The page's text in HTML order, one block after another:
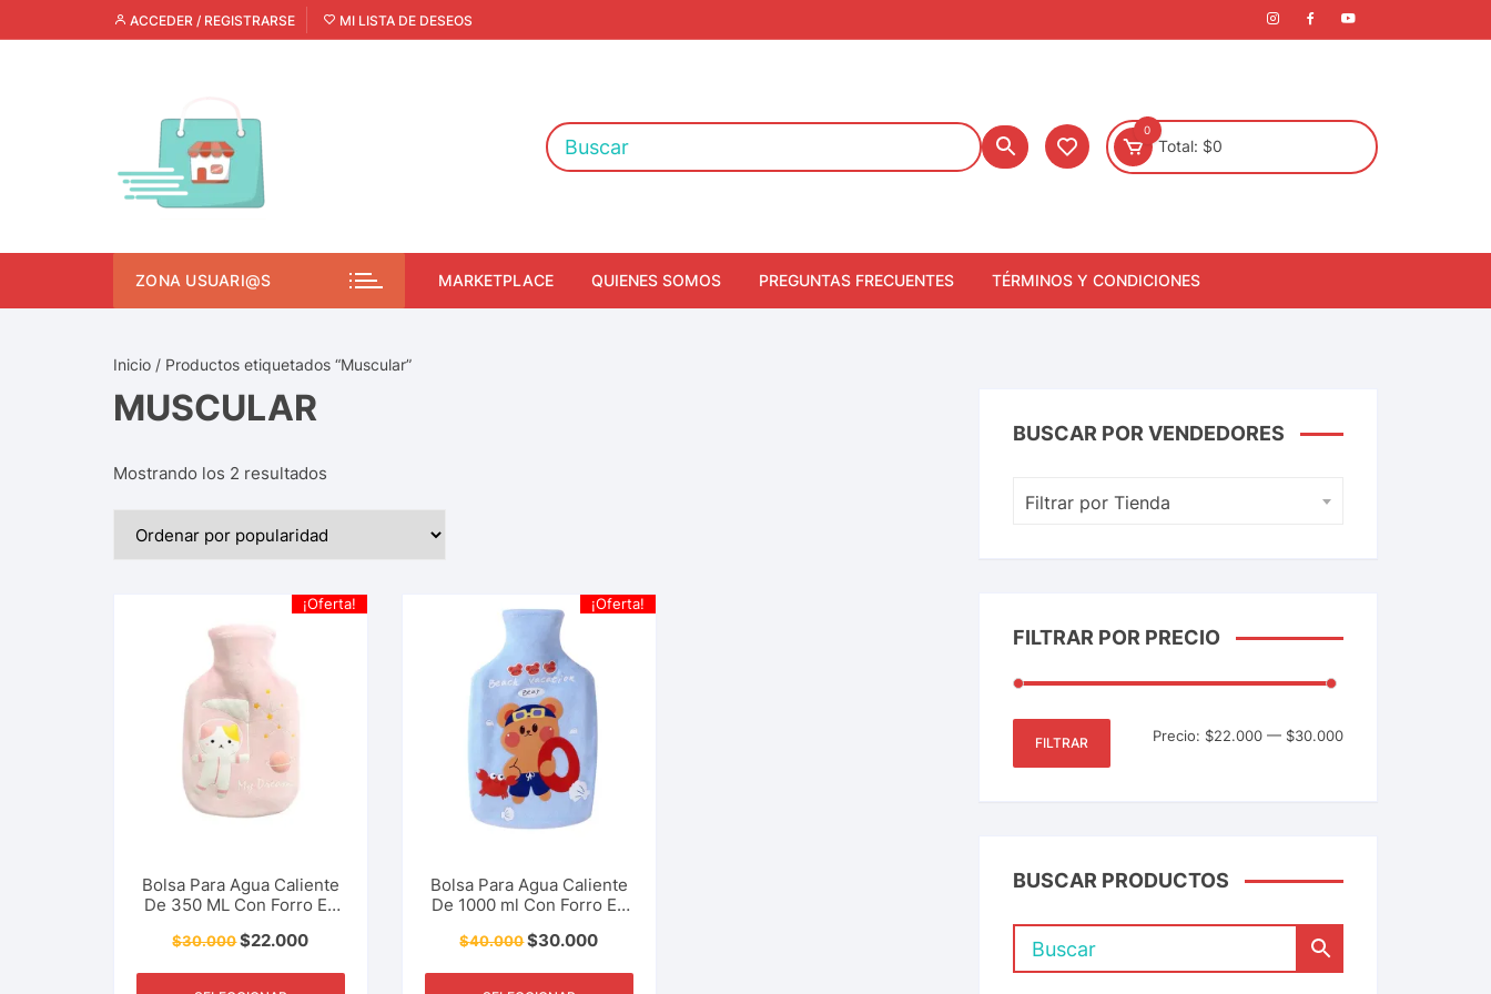
ACCEDER / REGISTRARSE MI LISTA DE DESEOS
0
Total: $0
ZONA USUARI@S MARKETPLACE QUIENES SOMOS PREGUNTAS FRECUENTES TÉRMINOS Y CONDICIONES
Inicio / Productos etiquetados “Muscular”
MUSCULAR
Mostrando los 2 resultados
¡Oferta!
Bolsa Para Agua Caliente
De 350 ML Con Forro En
Terapias, Tratar Dolores,
$30.000$22.000
¡Oferta!
Bolsa Para Agua Caliente
De 1000 ml Con Forro En
Terapias, Tratar Dolores,
$40.000$30.000
BUSCAR POR VENDEDORES
Filtrar por Tienda
FILTRAR POR PRECIO
FILTRAR Precio: $22.000 — $30.000
BUSCAR PRODUCTOS